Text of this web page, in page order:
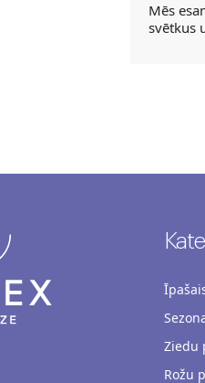
Mēs
svētkus
Ziedu
Rožu